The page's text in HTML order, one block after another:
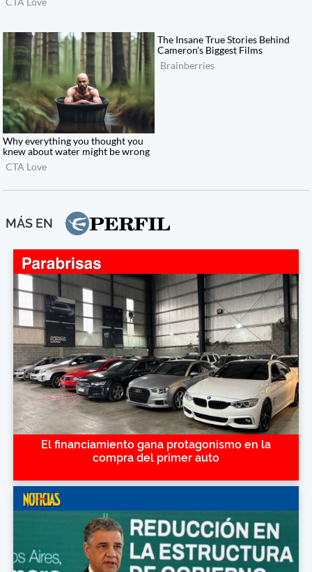
MÁS EN
El financiamiento gana protagonismo en la
compra del primer auto